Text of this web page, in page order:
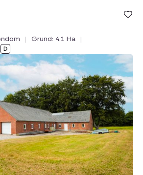
Bolig er
under
| Grund: 4.1 Ha
|